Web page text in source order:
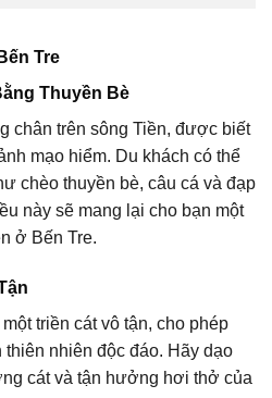
Tre
Thuyền Bè
chân trên sông Tiền, được biết
mạo hiểm. Du khách có thể
chèo thuyền bè, câu cá và đạp
này sẽ mang lại cho bạn một
ở Bến Tre.
triền cát vô tận, cho phép
nhiên độc đáo. Hãy dạo
cát và tận hưởng hơi thở của